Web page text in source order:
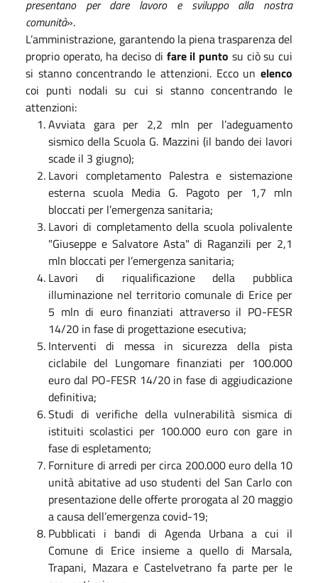
presentano per dare lavoro e sviluppo alla nostra
comunità».
L’amministrazione, garantendo la piena trasparenza del
proprio operato, ha deciso di fare il punto su ciò su cui
si stanno concentrando le attenzioni. Ecco un elenco
coi punti nodali su cui si stanno concentrando le
attenzioni:
Avviata gara per 2,2 mln per l’adeguamento
sismico della Scuola G. Mazzini (il bando dei lavori
scade il 3 giugno);
Lavori completamento Palestra e sistemazione
esterna scuola Media G. Pagoto per 1,7 mln
bloccati per l’emergenza sanitaria;
Lavori di completamento della scuola polivalente
"Giuseppe e Salvatore Asta" di Raganzili per 2,1
mln bloccati per l’emergenza sanitaria;
Lavori di riqualificazione della pubblica
illuminazione nel territorio comunale di Erice per
5 mln di euro finanziati attraverso il PO-FESR
14/20 in fase di progettazione esecutiva;
Interventi di messa in sicurezza della pista
ciclabile del Lungomare finanziati per 100.000
euro dal PO-FESR 14/20 in fase di aggiudicazione
definitiva;
Studi di verifiche della vulnerabilità sismica di
istituiti scolastici per 100.000 euro con gare in
fase di espletamento;
Forniture di arredi per circa 200.000 euro della 10
unità abitative ad uso studenti del San Carlo con
presentazione delle offerte prorogata al 20 maggio
a causa dell’emergenza covid-19;
Pubblicati i bandi di Agenda Urbana a cui il
Comune di Erice insieme a quello di Marsala,
Trapani, Mazara e Castelvetrano fa parte per le